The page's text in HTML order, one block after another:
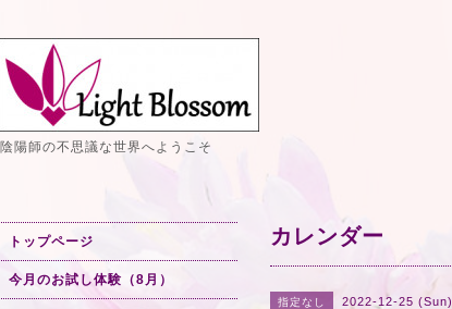
陰陽師の不思議な世界へようこそ
カレンダー
指定なし 2022-12-25 (Sun)
トップページ
今月のお試し体験（8月）